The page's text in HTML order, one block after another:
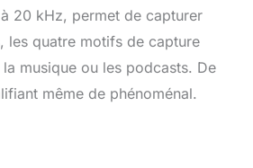
20 kHz, permet de capturer
les quatre motifs de capture
musique ou les podcasts. De
même de phénoménal.